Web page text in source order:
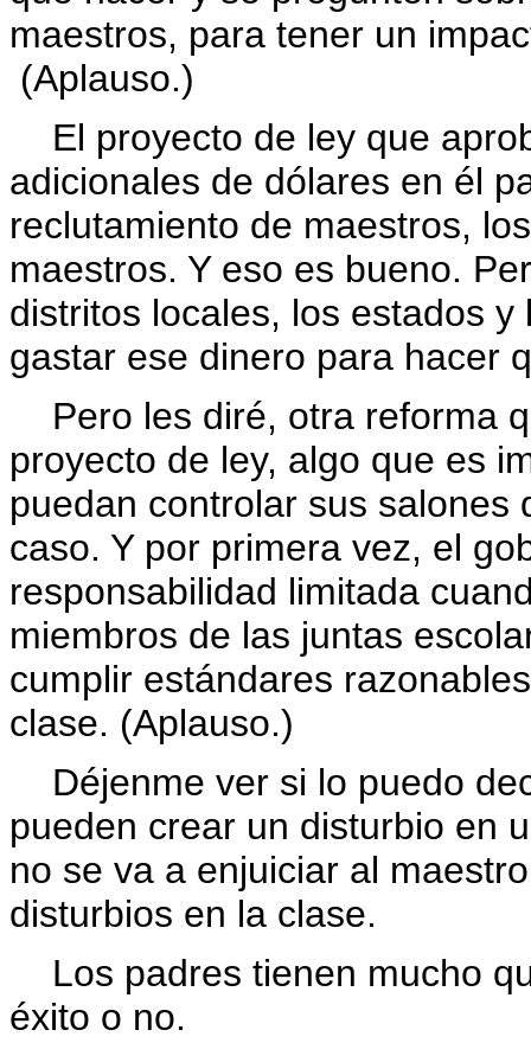
maestros, para tener un
(Aplauso.)
El proyecto de ley que
adicionales de dólares en él
reclutamiento de maestros,
maestros. Y eso es bueno.
distritos locales, los estados
gastar ese dinero para hacer
Pero les diré, otra reforma
proyecto de ley, algo que es
puedan controlar sus salones
caso. Y por primera vez, el
responsabilidad limitada
miembros de las juntas
cumplir estándares
clase. (Aplauso.)
Déjenme ver si lo puedo
pueden crear un disturbio en
no se va a enjuiciar al
disturbios en la clase.
Los padres tienen mucho
éxito o no.